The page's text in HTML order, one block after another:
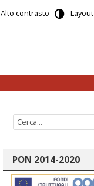
Alto contrasto Layout
PON 2014-2020